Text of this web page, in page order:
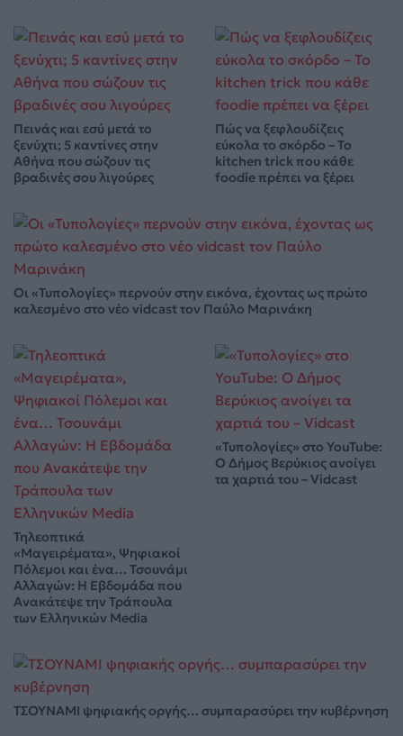
Πεινάς και εσύ μετά το
ξενύχτι; 5 καντίνες στην
Αθήνα που σώζουν τις
βραδινές σου λιγούρες
Πώς να ξεφλουδίζεις
εύκολα το σκόρδο – Το
kitchen trick που κάθε
foodie πρέπει να ξέρει
Οι «Τυπολογίες» περνούν στην εικόνα, έχοντας ως πρώτο
καλεσμένο στο νέο vidcast τον Παύλο Μαρινάκη
Τηλεοπτικά
«Μαγειρέματα», Ψηφιακοί
Πόλεμοι και ένα… Τσουνάμι
Αλλαγών: Η Εβδομάδα που
Ανακάτεψε την Τράπουλα
των Ελληνικών Media
«Τυπολογίες» στο YouTube:
Ο Δήμος Βερύκιος ανοίγει
τα χαρτιά του – Vidcast
ΤΣΟΥΝΑΜΙ ψηφιακής οργής… συμπαρασύρει την κυβέρνηση